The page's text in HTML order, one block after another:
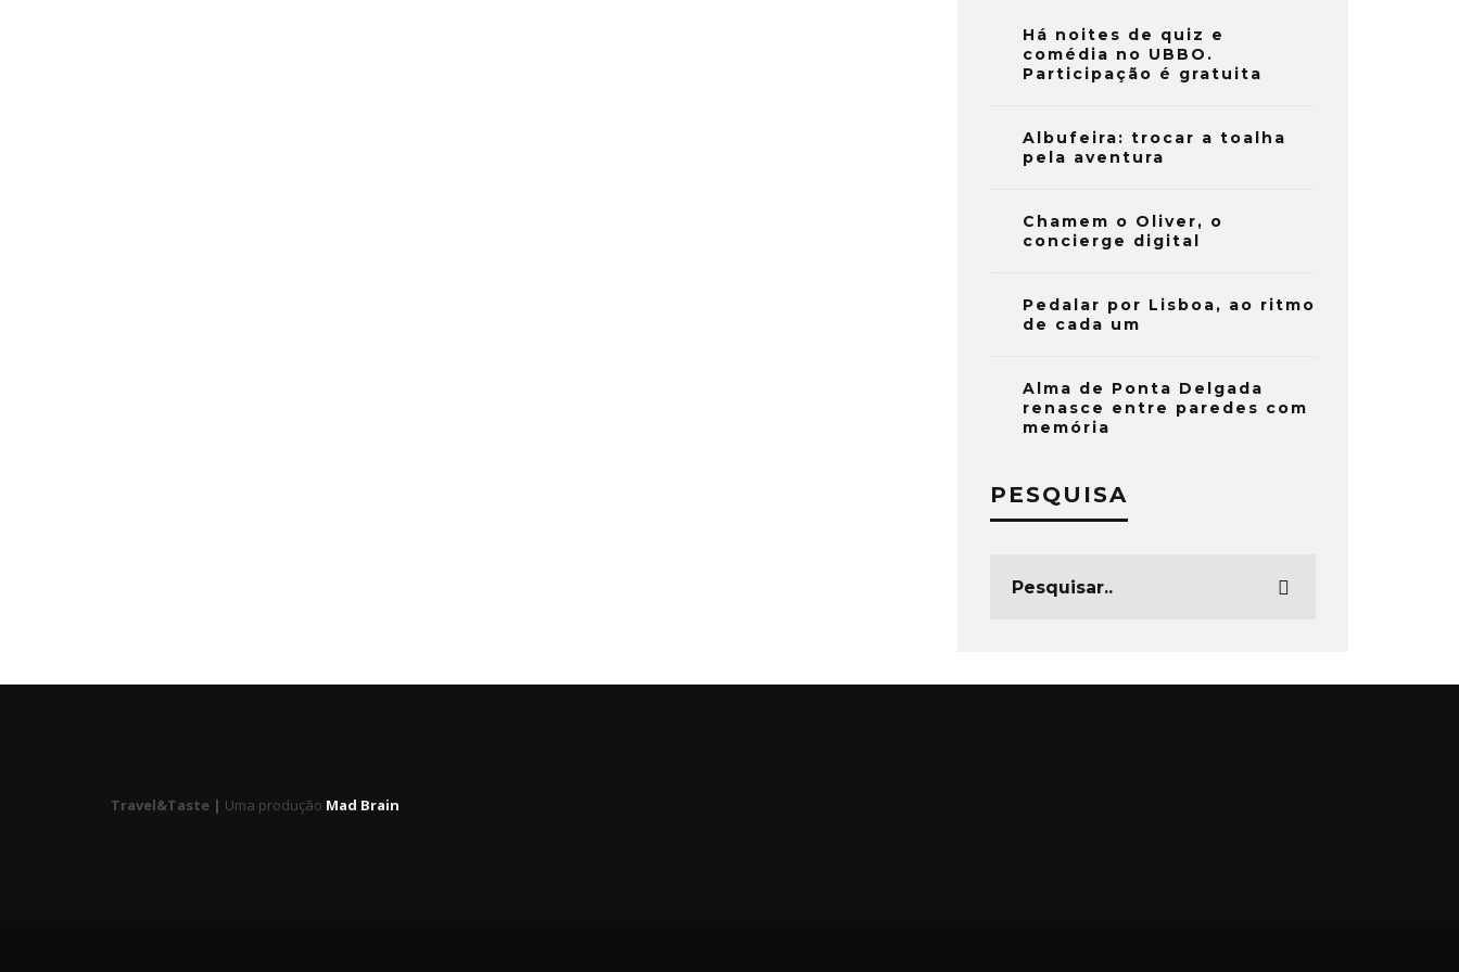
Há noites de quiz e
comédia no UBBO.
Participação é gratuita
Albufeira: trocar a toalha
pela aventura
Chamem o Oliver, o
concierge digital
Pedalar por Lisboa, ao ritmo
de cada um
Alma de Ponta Delgada
renasce entre paredes com
memória
PESQUISA
Travel&Taste | Uma produção Mad Brain